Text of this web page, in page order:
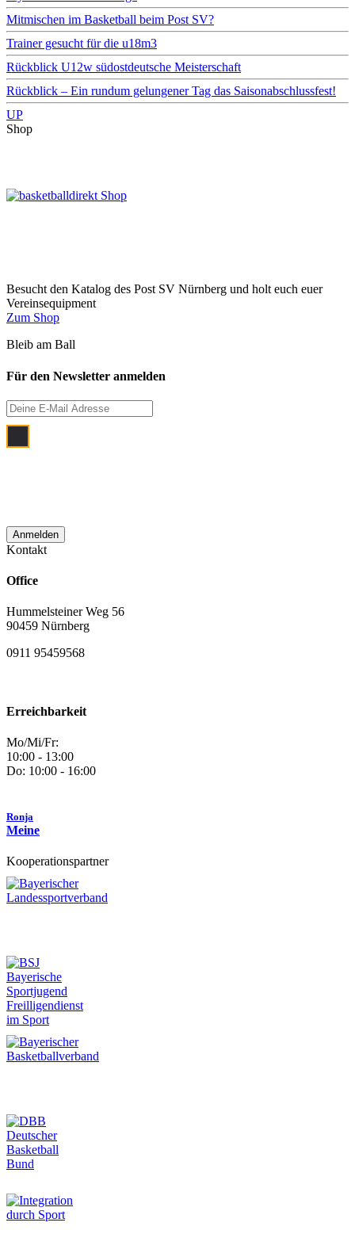
Mitmischen im Basketball beim Post SV?
Trainer gesucht für die u18m3
Rückblick U12w südostdeutsche Meisterschaft
Rückblick – Ein rundum gelungener Tag das Saisonabschlussfest!
UP
Shop
Besucht den Katalog des Post SV Nürnberg und holt euch euer
Vereinsequipment
Zum Shop
Bleib am Ball
Für den Newsletter anmelden
Kontakt
Office
Hummelsteiner Weg 56
90459 Nürnberg
0911 95459568
Erreichbarkeit
Mo/Mi/Fr:
10:00 - 13:00
Do: 10:00 - 16:00
Ronja
Meine
Kooperationspartner